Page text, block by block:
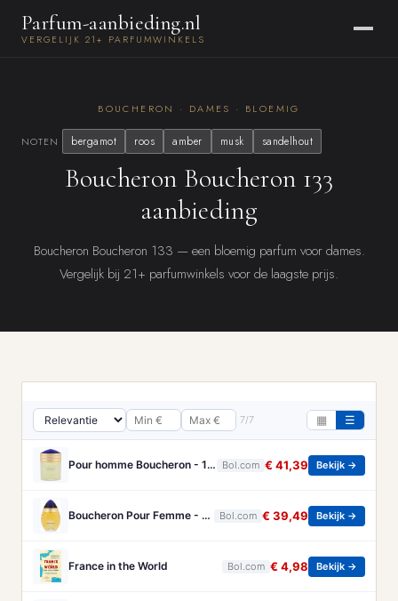
Parfum-aanbieding.nl
VERGELIJK 21+ PARFUMWINKELS
BOUCHERON · DAMES · BLOEMIG
NOTEN bergamot roos amber musk sandelhout
Boucheron Boucheron 133
aanbieding
Boucheron Boucheron 133 — een bloemig parfum voor dames.
Vergelijk bij 21+ parfumwinkels voor de laagste prijs.
7/7 ▦ ☰
Pour homme Boucheron - 100 ml - Eau de parfum Bol.com € 41,39 Bekijk →
Boucheron Pour Femme - 100ml - Eau de toilette Bol.com € 39,49 Bekijk →
France in the World Bol.com € 4,98 Bekijk →